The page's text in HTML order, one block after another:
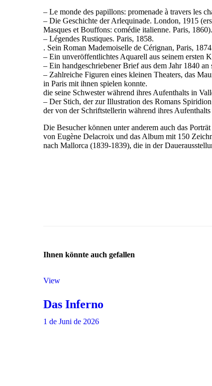
– Le monde des papillons: promenade à travers les
– Die Geschichte der Arlequinade. London, 1915
Masques et Bouffons: comédie italienne. Paris, 1860).
– Légendes Rustiques. Paris, 1858.
. Sein Roman Mademoiselle de Cérignan, Paris,
– Ein unveröffentlichtes Aquarell aus seinem ersten
– Ein handgeschriebener Brief aus dem Jahr 1840 an
– Zahlreiche Figuren eines kleinen Theaters, das
in Paris mit ihnen spielen konnte.
die seine Schwester während ihres Aufenthalts in
– Der Stich, der zur Illustration des Romans
der von der Schriftstellerin während ihres
Die Besucher können unter anderem auch das
von Eugène Delacroix und das Album mit 150
nach Mallorca (1839-1839), die in der
Ihnen könnte auch gefallen
View
Das Inferno
1 de Juni de 2026